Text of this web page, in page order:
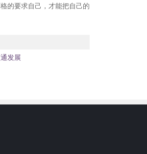
的要求自己，才能把自己的
发展